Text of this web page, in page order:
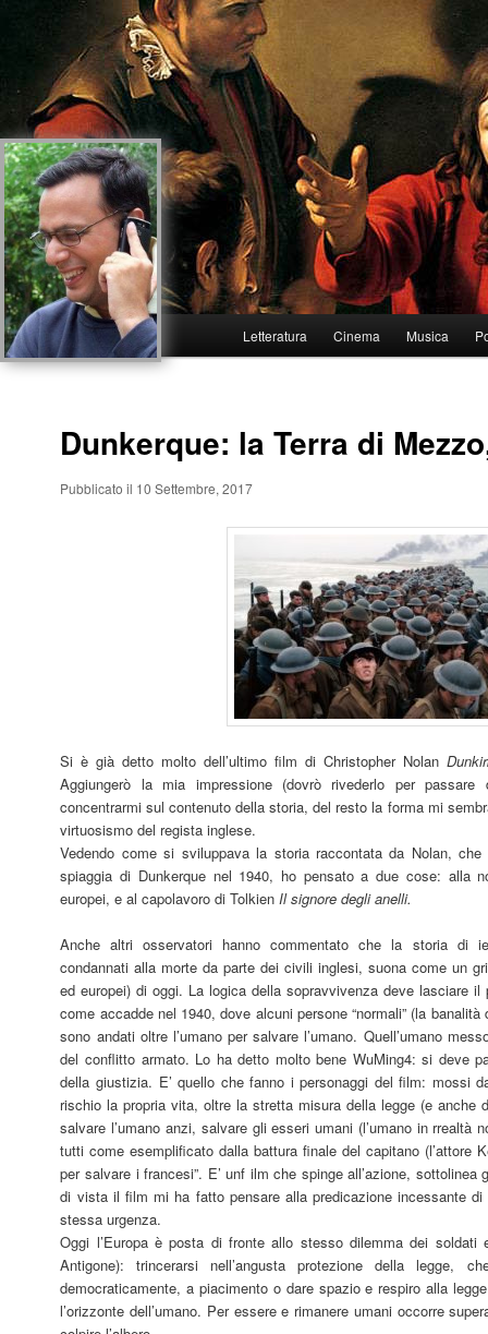
Menu
principale
Vai
contenuto
Vai
contenuto
Letteratura Cinema Musica
Dunkerque: la Terra di
Pubblicato il 10 Settembre, 2017
Si è già detto molto dell’ultimo film di Christopher Nolan
Aggiungerò la mia impressione (dovrò rivederlo per
concentrarmi sul contenuto della storia, del resto la forma mi
virtuosismo del regista inglese.
Vedendo come si sviluppava la storia raccontata da Nolan,
spiaggia di Dunkerque nel 1940, ho pensato a due cose: alla
europei, e al capolavoro di TolkienIl signore degli anelli.
Anche altri osservatori hanno commentato che la storia di
condannati alla morte da parte dei civili inglesi, suona come un
ed europei) di oggi. La logica della sopravvivenza deve lasciare
come accadde nel 1940, dove alcuni persone “normali” (la
sono andati oltre l’umano per salvare l’umano. Quell’umano
del conflitto armato. Lo ha detto molto bene WuMing4: si deve
della giustizia. E’ quello che fanno i personaggi del film: mossi
rischio la propria vita, oltre la stretta misura della legge (e anche
salvare l’umano anzi, salvare gli esseri umani (l’umano in
tutti come esemplificato dalla battura finale del capitano (l’attore
per salvare i francesi”. E’ unf ilm che spinge all’azione,
di vista il film mi ha fatto pensare alla predicazione incessante
stessa urgenza.
Oggi l’Europa è posta di fronte allo stesso dilemma dei
Antigone): trincerarsi nell’angusta protezione della legge,
democraticamente, a piacimento o dare spazio e respiro alla
l’orizzonte dell’umano. Per essere e rimanere umani occorre